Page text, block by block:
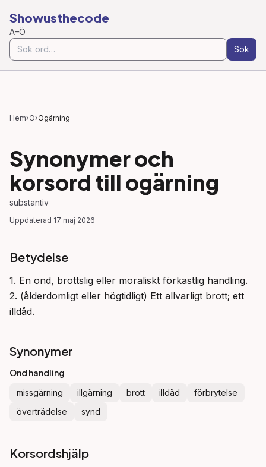
Showusthecode
A–Ö
Sök
Hem›O›Ogärning
Synonymer och
korsord till ogärning
substantiv
Uppdaterad 17 maj 2026
Betydelse
1. En ond, brottslig eller moraliskt förkastlig handling.
2. (ålderdomligt eller högtidligt) Ett allvarligt brott; ett
illdåd.
Synonymer
Ond handling
missgärning illgärning brott illdåd
förbrytelse
överträdelse
synd
Korsordshjälp